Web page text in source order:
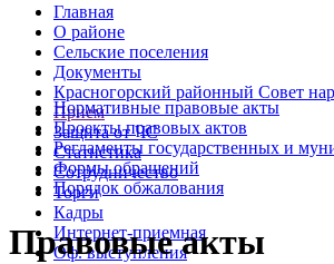
Главная
О районе
Сельские поселения
Документы
Красногорский районный Совет
Прием
Защита от ЧС
Статистика
Сотрудничество
Торги
Кадры
Интернет-приемная
Оф. выступления
Нормативные правовые акты
Проекты правовых актов
Регламенты государственных и
Формы обращений
Порядок обжалования
Правовые акты